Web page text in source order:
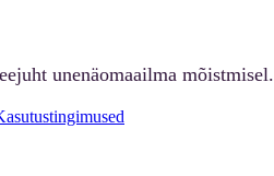
unenäomaailma mõistmisel.